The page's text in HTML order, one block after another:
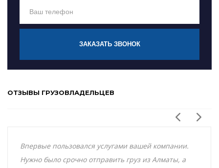
ЗАКАЗАТЬ ЗВОНОК
ОТЗЫВЫ ГРУЗОВЛАДЕЛЬЦЕВ
Впервые пользовался услугами вашей компании.
Нужно было срочно отправить груз из Алматы, а